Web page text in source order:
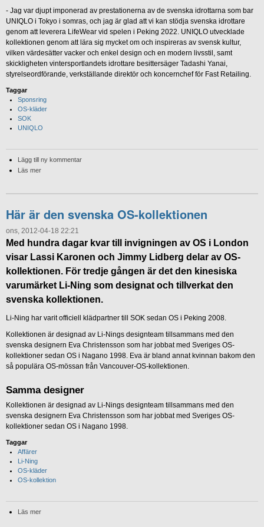
- Jag var djupt imponerad av prestationerna av de svenska idrottarna som bar
UNIQLO i Tokyo i somras, och jag är glad att vi kan stödja svenska idrottare
genom att leverera LifeWear vid spelen i Peking 2022. UNIQLO utvecklade
kollektionen genom att lära sig mycket om och inspireras av svensk kultur,
vilken värdesätter vacker och enkel design och en modern livsstil, samt
skickligheten vintersportlandets idrottare besittersäger Tadashi Yanai,
styrelseordförande, verkställande direktör och koncernchef för Fast Retailing.
Taggar
Sponsring
OS-kläder
SOK
UNIQLO
Lägg till ny kommentar
Läs mer
Här är den svenska OS-kollektionen
ons, 2012-04-18 22:21
Med hundra dagar kvar till invigningen av OS i London
visar Lassi Karonen och Jimmy Lidberg delar av OS-
kollektionen. För tredje gången är det den kinesiska
varumärket Li-Ning som designat och tillverkat den
svenska kollektionen.
Li-Ning har varit officiell klädpartner till SOK sedan OS i Peking 2008.
Kollektionen är designad av Li-Nings designteam tillsammans med den
svenska designern Eva Christensson som har jobbat med Sveriges OS-
kollektioner sedan OS i Nagano 1998. Eva är bland annat kvinnan bakom den
så populära OS-mössan från Vancouver-OS-kollektionen.
Samma designer
Kollektionen är designad av Li-Nings designteam tillsammans med den
svenska designern Eva Christensson som har jobbat med Sveriges OS-
kollektioner sedan OS i Nagano 1998.
Taggar
Affärer
Li-Ning
OS-kläder
OS-kollektion
Läs mer